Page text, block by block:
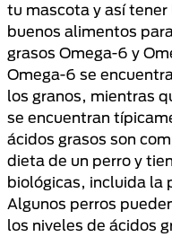
tu mascota y así
buenos alimentos
grasos Omega-6 y
Omega-6 se
los granos, mientras
se encuentran
ácidos grasos son
dieta de un perro y
biológicas, incluida la
Algunos perros
los niveles de ácidos